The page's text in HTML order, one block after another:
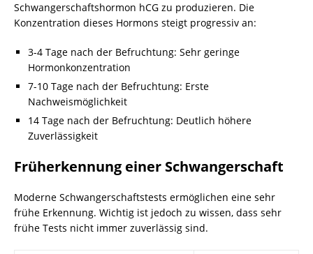
Schwangerschaftshormon hCG zu produzieren. Die
Konzentration dieses Hormons steigt progressiv an:
3-4 Tage nach der Befruchtung: Sehr geringe
Hormonkonzentration
7-10 Tage nach der Befruchtung: Erste
Nachweismöglichkeit
14 Tage nach der Befruchtung: Deutlich höhere
Zuverlässigkeit
Früherkennung einer Schwangerschaft
Moderne Schwangerschaftstests ermöglichen eine sehr
frühe Erkennung. Wichtig ist jedoch zu wissen, dass sehr
frühe Tests nicht immer zuverlässig sind.